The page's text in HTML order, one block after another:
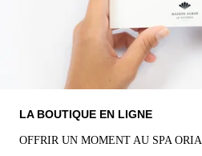
LA BOUTIQUE EN LIGNE
OFFRIR UN MOMENT AU SPA ORIA